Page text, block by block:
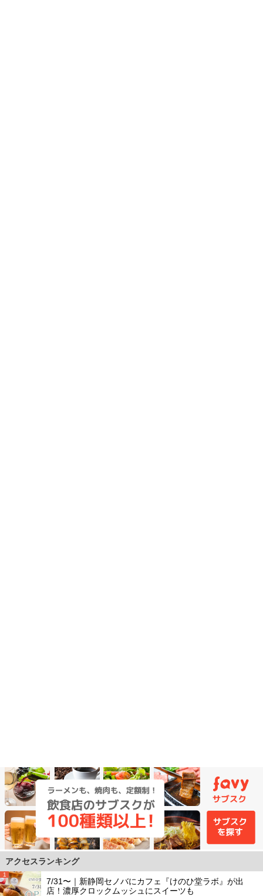
アクセスランキング
1
7/31〜｜新静岡セノバにカフェ『けのひ堂ラボ』が出
店！濃厚クロックムッシュにスイーツも